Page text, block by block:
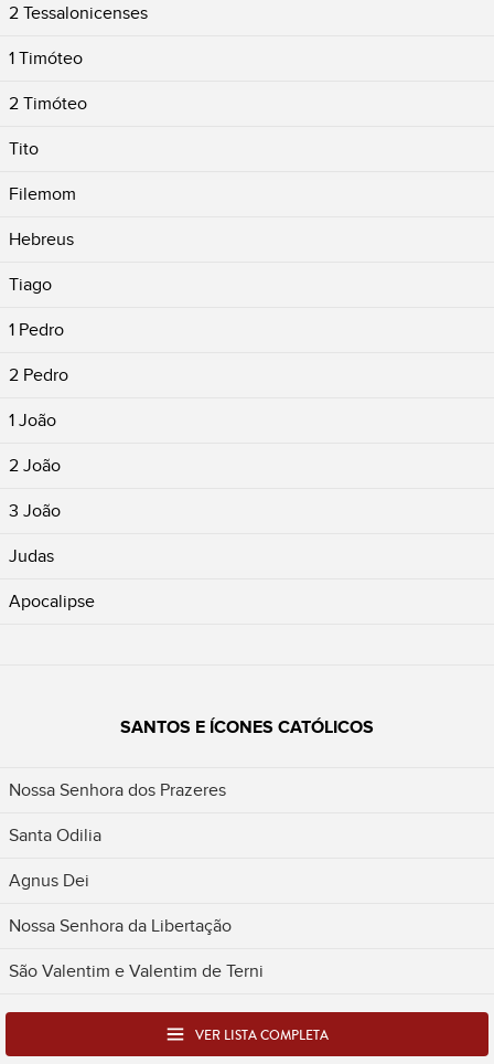
2 Tessalonicenses
1 Timóteo
2 Timóteo
Tito
Filemom
Hebreus
Tiago
1 Pedro
2 Pedro
1 João
2 João
3 João
Judas
Apocalipse
SANTOS E ÍCONES CATÓLICOS
Nossa Senhora dos Prazeres
Santa Odilia
Agnus Dei
Nossa Senhora da Libertação
São Valentim e Valentim de Terni
VER LISTA COMPLETA